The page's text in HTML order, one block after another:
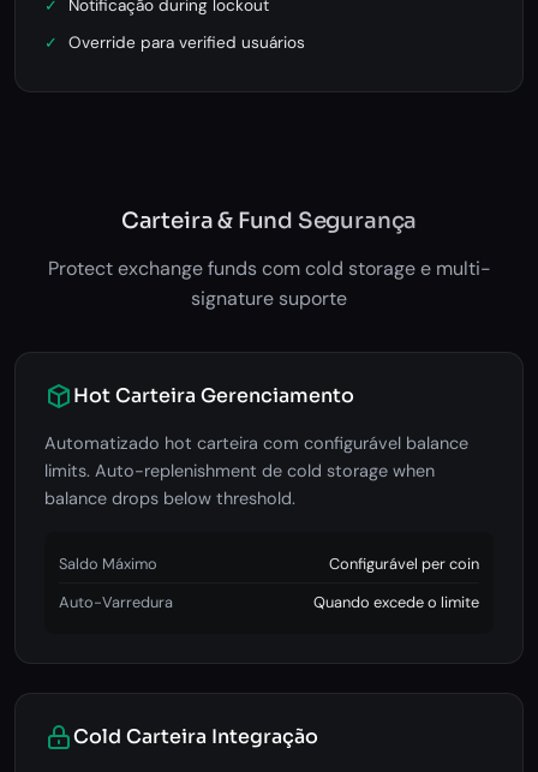
Notificação during lockout
Override para verified usuários
Carteira & Fund Segurança
Protect exchange funds com cold storage e multi-
signature suporte
Hot Carteira Gerenciamento
Automatizado hot carteira com configurável balance
limits. Auto-replenishment de cold storage when
balance drops below threshold.
Saldo Máximo
Configurável per coin
Auto-Varredura
Quando excede o limite
Cold Carteira Integração